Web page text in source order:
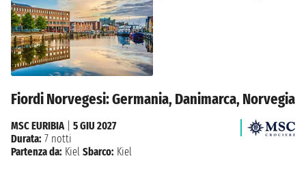
Fiordi Norvegesi: Germania, Danimarca, Norvegia
MSC EURIBIA
5 GIU 2027
Durata: 7 notti
Partenza da: Kiel Sbarco: Kiel